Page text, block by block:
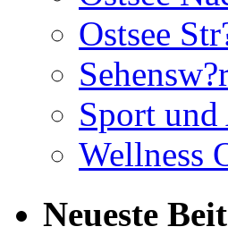
Ostsee
Sport
Wellness
Neueste